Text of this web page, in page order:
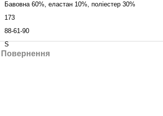
Бавовна 60%, еластан 10%, поліестер 30%
173
88-61-90
S
Повернення